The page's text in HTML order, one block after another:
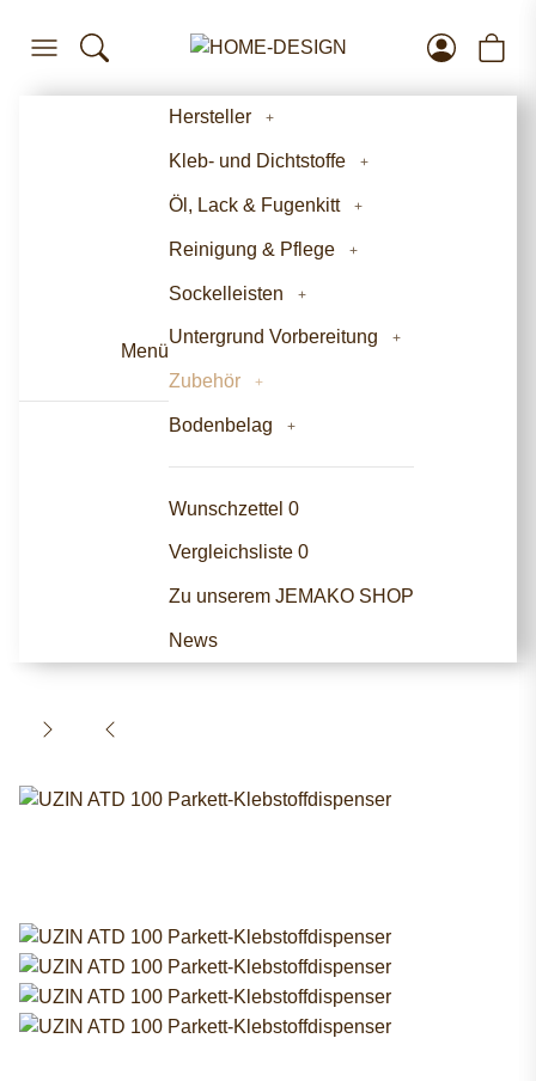
Menü
Hersteller
Kleb- und Dichtstoffe
Öl, Lack & Fugenkitt
Reinigung & Pflege
Sockelleisten
Untergrund Vorbereitung
Zubehör
Bodenbelag
Wunschzettel 0
Vergleichsliste 0
Zu unserem JEMAKO SHOP
News